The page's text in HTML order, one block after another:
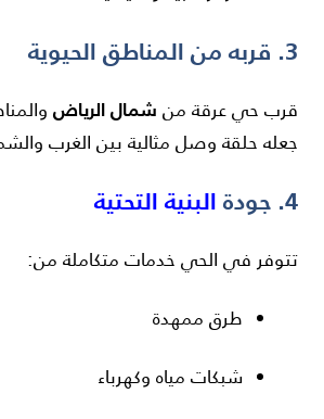
3. قربه من المناطق الحيوية
قرب حي عرقة من شمال الرياض
جعله حلقة وصل مثالية بين الغرب
4. جودة البنية التحتية
تتوفر في الحي خدمات متكاملة من:
طرق ممهدة
شبكات مياه وكهرباء